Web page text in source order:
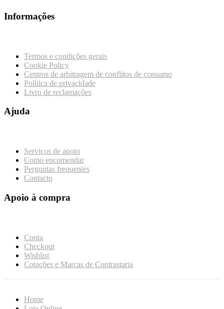
Informações
Termos e condições gerais
Cookie Policy
Centros de arbitragem de conflitos de consumo
Política de privacidade
Livro de reclamações
Ajuda
Serviços de apoio
Como encomendar
Perguntas frequentes
Contacto
Apoio à compra
Conta
Checkout
Wishlist
Cotações e Marcas de Contrastaria
Home